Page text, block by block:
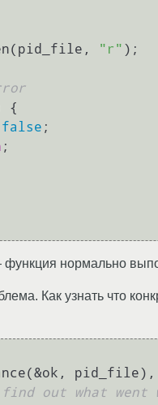
"r" );
{
false ;
;
нормально
Как узнать что
out what went